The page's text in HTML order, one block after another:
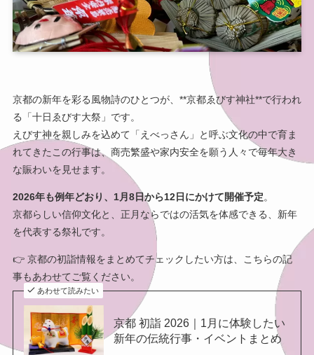
京都の新年を彩る風物詩のひとつが、**京都ゑびす神社**で行われ
る「十日ゑびす大祭」です。
えびす神を親しみを込めて「えべっさん」と呼ぶ文化の中で育ま
れてきたこの行事は、商売繁盛や家内安全を願う人々で毎年大き
な賑わいを見せます。
2026年も例年どおり、1月8日から12日にかけて開催予定。
京都らしい信仰文化と、正月ならではの活気を体感できる、新年
を代表する祭礼です。
👉 京都の初詣情報をまとめてチェックしたい方は、こちらの記
事もあわせてご覧ください。
あわせて読みたい
京都 初詣 2026｜1月に体験したい
新年の伝統行事・イベントまとめ